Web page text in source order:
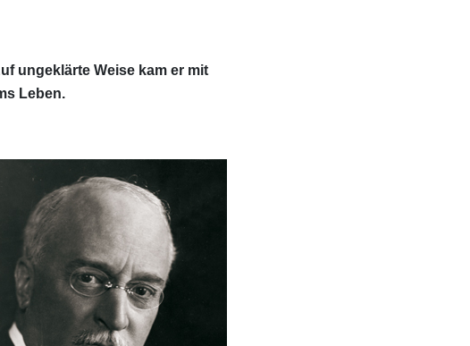
ungeklärte Weise kam er mit
Leben.